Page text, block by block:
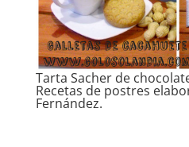
Tarta Sacher de
Recetas de postres
Fernández.